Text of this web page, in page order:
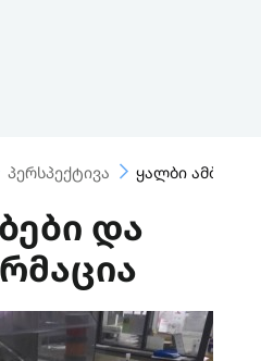
პერსპექტივა ყალბი ამბები
და